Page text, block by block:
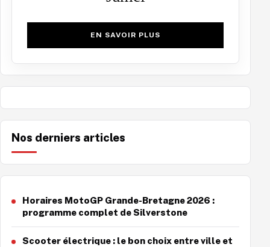
EN SAVOIR PLUS
Nos derniers articles
Horaires MotoGP Grande-Bretagne 2026 :
programme complet de Silverstone
Scooter électrique : le bon choix entre ville et